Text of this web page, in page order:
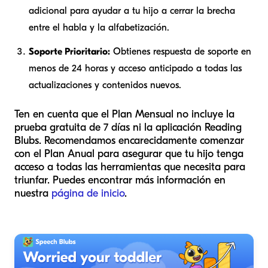
adicional para ayudar a tu hijo a cerrar la brecha
entre el habla y la alfabetización.
Soporte Prioritario: Obtienes respuesta de soporte en
menos de 24 horas y acceso anticipado a todas las
actualizaciones y contenidos nuevos.
Ten en cuenta que el Plan Mensual no incluye la
prueba gratuita de 7 días ni la aplicación Reading
Blubs. Recomendamos encarecidamente comenzar
con el Plan Anual para asegurar que tu hijo tenga
acceso a todas las herramientas que necesita para
triunfar. Puedes encontrar más información en
nuestra página de inicio.